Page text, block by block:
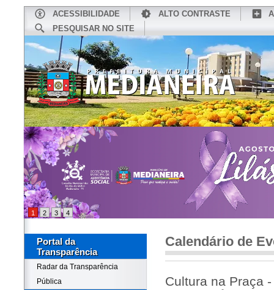
ACESSIBILIDADE ALTO CONTRASTE
PESQUISAR NO SITE
CONHEÇA MEDIANEIRA
1 2 3 4
Portal da
Transparência
Radar da Transparência
Pública
Calendário de
Cultura na Praça